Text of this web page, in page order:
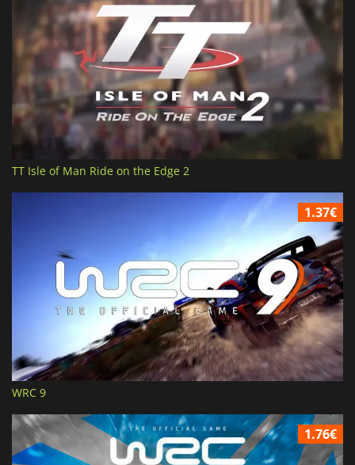
TT Isle of Man Ride on the Edge 2
1.37€
WRC 9
1.76€